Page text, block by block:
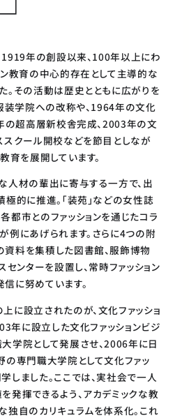
年の創設以来、100年以上にわ
ン教育の中心的存在として主導的な
。その活動は歴史とともに広がりを
装学院への改称や、1964年の文化
の超高層新校舎完成、2003年の文
スクール開校などを節目としなが
育を展開しています。
人材の輩出に寄与する一方で、出
極的に推進。「装苑」などの女性誌
都市とのファッションを通じたコラ
例にあげられます。さらに4つの附
料を集積した図書館、服飾博物
センターを設置し、常時ファッション
に努めています。
に設立されたのが、文化ファッショ
年に設立した文化ファッションビジ
学院として発展させ、2006年に日
の専門職大学院として文化ファッ
しました。ここでは、実社会で一人
発揮できるよう、アカデミックな教
独自のカリキュラムを体系化。これ